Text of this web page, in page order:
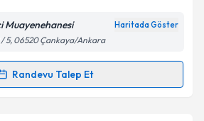
işlenmesine ilişkin
Aydınlatma
ve kişisel verilerimin belirtilen
kabul ediyorum.
Muayenehanesi Haritada Göster
/ 5, 06520 Çankaya/Ankara
Randevu Talep Et
Talebi